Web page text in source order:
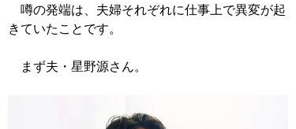
噂の発端は、夫婦それぞれに仕事上で異変が起
きていたことです。
まず夫・星野源さん。